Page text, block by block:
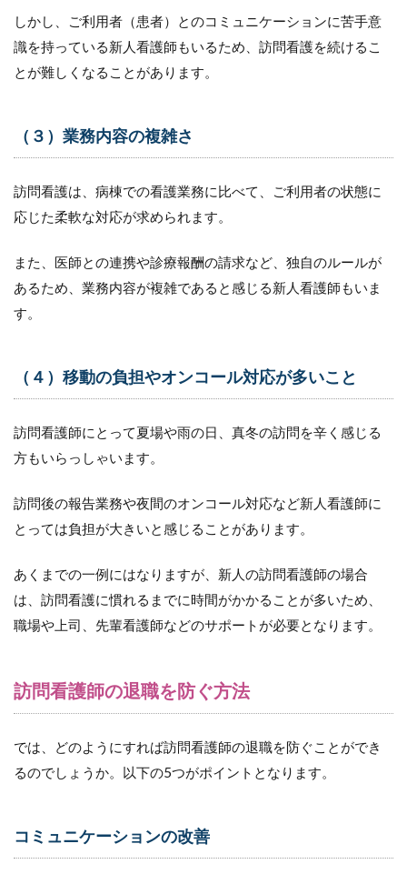
3.1
コミ
ケー
改善
3.2
スキ
ルア
ップ
3.3
ンス
の改
善
3.4
給
の改
善
メン
タル
ヘル
スケ
4
看
師
の
面
接
しかし、ご利用者（患者）とのコミュニケーションに苦手意
識を持っている新人看護師もいるため、訪問看護を続けるこ
とが難しくなることがあります。
（３）業務内容の複雑さ
訪問看護は、病棟での看護業務に比べて、ご利用者の状態に
応じた柔軟な対応が求められます。
また、医師との連携や診療報酬の請求など、独自のルールが
あるため、業務内容が複雑であると感じる新人看護師もいま
す。
（４）移動の負担やオンコール対応が多いこと
訪問看護師にとって夏場や雨の日、真冬の訪問を辛く感じる
方もいらっしゃいます。
訪問後の報告業務や夜間のオンコール対応など新人看護師に
とっては負担が大きいと感じることがあります。
あくまでの一例にはなりますが、新人の訪問看護師の場合
は、訪問看護に慣れるまでに時間がかかることが多いため、
職場や上司、先輩看護師などのサポートが必要となります。
訪問看護師の退職を防ぐ方法
では、どのようにすれば訪問看護師の退職を防ぐことができ
るのでしょうか。以下の5つがポイントとなります。
コミュニケーションの改善